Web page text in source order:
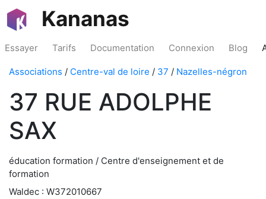
Kananas
Essayer Tarifs Documentation Connexion Blog
Associations / Centre-val de loire / 37 / Nazelles-négron
37 RUE ADOLPHE
SAX
éducation formation / Centre d'enseignement et de
formation
Waldec : W372010667